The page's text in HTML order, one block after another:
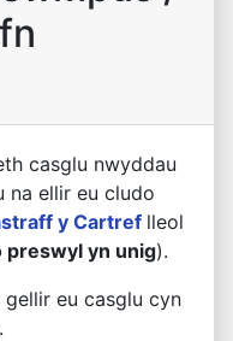
casglu nwyddau
na ellir eu cludo
y Cartref lleol
preswyl yn unig).
eu casglu cyn